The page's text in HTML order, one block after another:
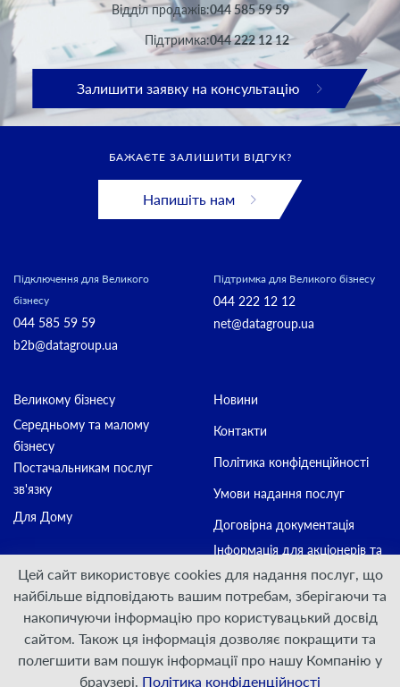
Вiддiл продажів:044 585 59 59
Підтримка:044 222 12 12
Залишити заявку на консультацію
БАЖАЄТЕ ЗАЛИШИТИ ВІДГУК?
Напишіть нам
Підключення для Великого
бізнесу
044 585 59 59
b2b@datagroup.ua
Підтримка для Великого бізнесу
044 222 12 12
net@datagroup.ua
Великому бізнесу
Середньому та малому
бізнесу
Постачальникам послуг
зв'язку
Для Дому
Новини
Контакти
Політика конфіденційності
Умови надання послуг
Договірна документація
Інформація для акціонерів та
стейкхолдерів
Приєднуйтесь:
© ПрАТ "ДАТАГРУП", 2000 — 2026
Цей сайт використовує cookies для надання послуг, що
найбільше відповідають вашим потребам, зберігаючи та
накопичуючи інформацію про користувацький досвід
сайтом. Також ця інформація дозволяє покращити та
полегшити вам пошук інформації про нашу Компанію у
браузері. Політика конфіденційності